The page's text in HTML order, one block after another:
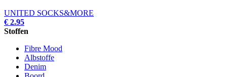
UNITED SOCKS&MORE
€ 2.95
Stoffen
Fibre Mood
Albstoffe
Denim